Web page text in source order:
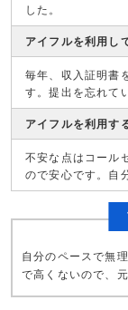
した。
アイフルを利用し
毎年、収入証明書
す。提出を忘れて
アイフルを利用す
不安な点はコール
ので安心です。自
自分のペースで無
で高くないので、